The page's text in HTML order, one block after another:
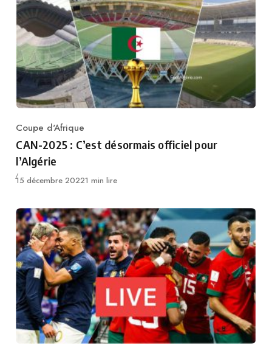
Category
Coupe d'Afrique
CAN-2025 : C’est désormais officiel pour
l’Algérie
Publié
15 décembre 20221 min lire